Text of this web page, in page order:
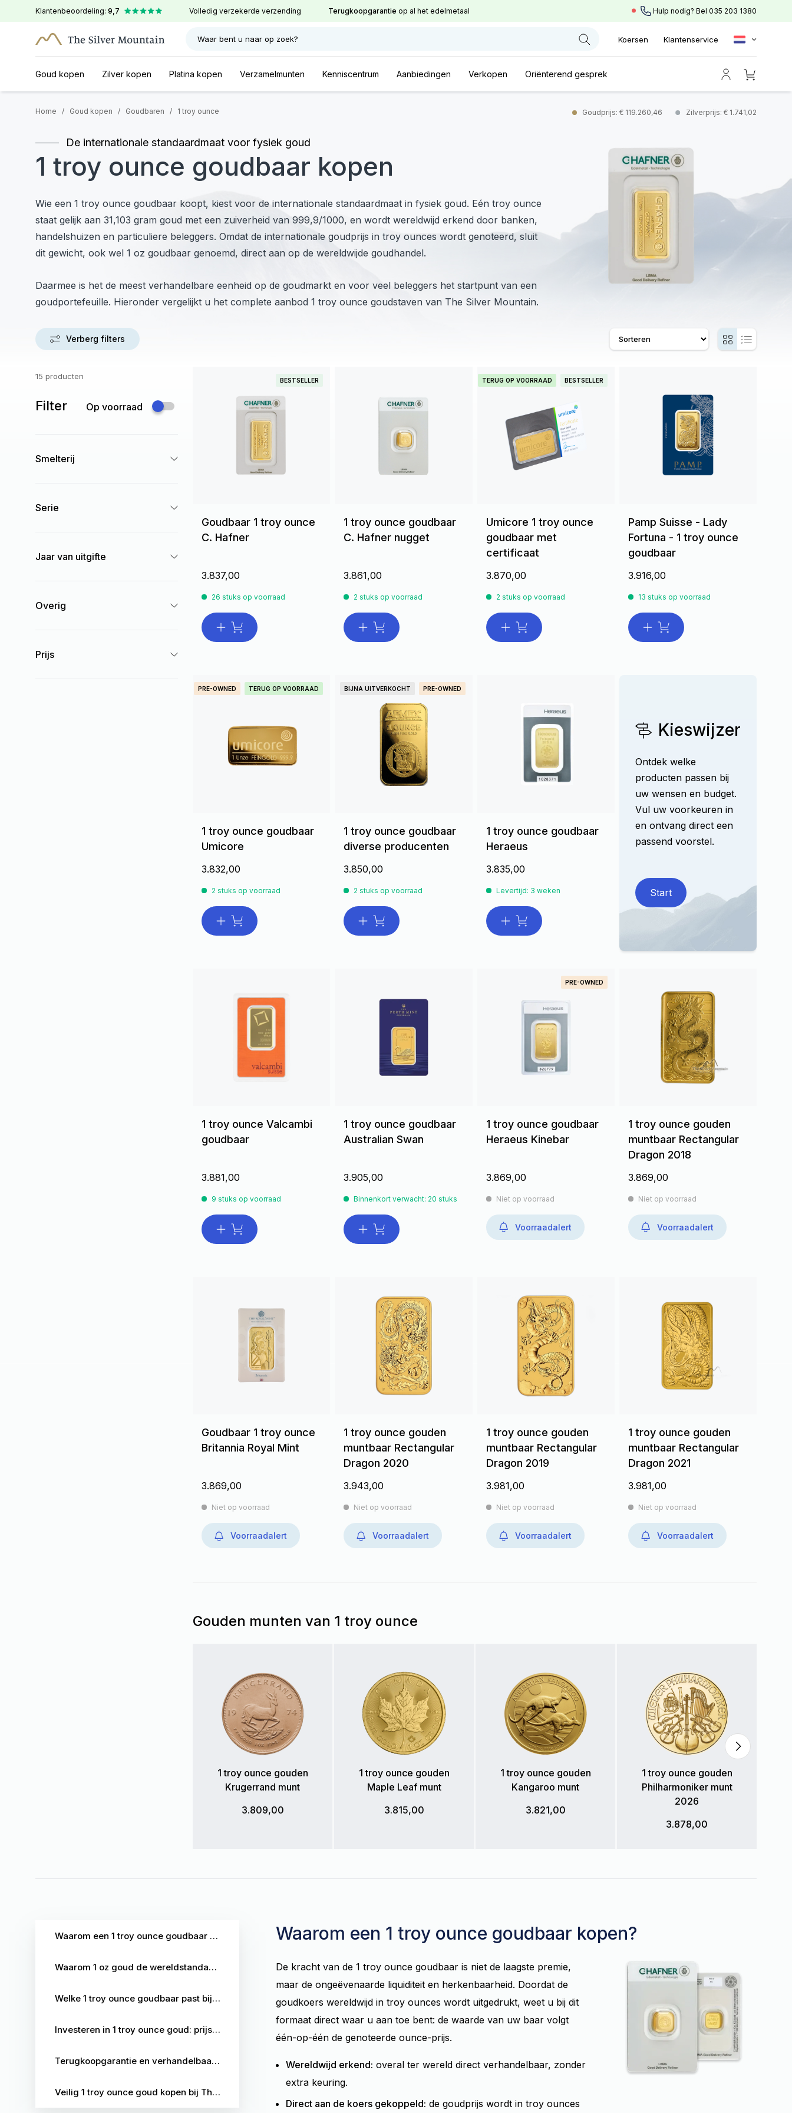
Klantenbeoordeling: 9,7 Volledig verzekerde verzending Terugkoopgarantie op al het edelmetaal Hulp nodig? Bel 035 203 1380
Waar bent u naar op zoek? Koersen Klantenservice
Goud kopen Zilver kopen Platina kopen Verzamelmunten Kenniscentrum Aanbiedingen Verkopen Oriënterend gesprek
Home / Goud kopen / Goudbaren / 1 troy ounce Goudprijs: € 119.260,46 Zilverprijs: € 1.741,02
De internationale standaardmaat voor fysiek goud
1 troy ounce goudbaar kopen
Wie een 1 troy ounce goudbaar koopt, kiest voor de internationale standaardmaat in fysiek goud. Eén troy ounce
staat gelijk aan 31,103 gram goud met een zuiverheid van 999,9/1000, en wordt wereldwijd erkend door banken,
handelshuizen en particuliere beleggers. Omdat de internationale goudprijs in troy ounces wordt genoteerd, sluit
dit gewicht, ook wel 1 oz goudbaar genoemd, direct aan op de wereldwijde goudhandel.
Daarmee is het de meest verhandelbare eenheid op de goudmarkt en voor veel beleggers het startpunt van een
goudportefeuille. Hieronder vergelijkt u het complete aanbod 1 troy ounce goudstaven van The Silver Mountain.
Verberg filters
15 producten
Filter Op voorraad
Smelterij
Serie
Jaar van uitgifte
Overig
Prijs
BESTSELLER
Goudbaar 1 troy ounce
C. Hafner
3.837,00
26 stuks op voorraad
1 troy ounce goudbaar
C. Hafner nugget
3.861,00
2 stuks op voorraad
TERUG OP VOORRAAD BESTSELLER
Umicore 1 troy ounce
goudbaar met
certificaat
3.870,00
2 stuks op voorraad
Pamp Suisse - Lady
Fortuna - 1 troy ounce
goudbaar
3.916,00
13 stuks op voorraad
PRE-OWNED TERUG OP VOORRAAD
1 troy ounce goudbaar
Umicore
3.832,00
2 stuks op voorraad
BIJNA UITVERKOCHT PRE-OWNED
1 troy ounce goudbaar
diverse producenten
3.850,00
2 stuks op voorraad
1 troy ounce goudbaar
Heraeus
3.835,00
Levertijd: 3 weken
Kieswijzer
Ontdek welke
producten passen bij
uw wensen en budget.
Vul uw voorkeuren in
en ontvang direct een
passend voorstel.
Start
1 troy ounce Valcambi
goudbaar
3.881,00
9 stuks op voorraad
1 troy ounce goudbaar
Australian Swan
3.905,00
Binnenkort verwacht: 20 stuks
PRE-OWNED
1 troy ounce goudbaar
Heraeus Kinebar
3.869,00
Niet op voorraad
Voorraadalert
1 troy ounce gouden
muntbaar Rectangular
Dragon 2018
3.869,00
Niet op voorraad
Voorraadalert
Goudbaar 1 troy ounce
Britannia Royal Mint
3.869,00
Niet op voorraad
Voorraadalert
1 troy ounce gouden
muntbaar Rectangular
Dragon 2020
3.943,00
Niet op voorraad
Voorraadalert
1 troy ounce gouden
muntbaar Rectangular
Dragon 2019
3.981,00
Niet op voorraad
Voorraadalert
1 troy ounce gouden
muntbaar Rectangular
Dragon 2021
3.981,00
Niet op voorraad
Voorraadalert
Gouden munten van 1 troy ounce
1 troy ounce gouden
Krugerrand munt
3.809,00
1 troy ounce gouden
Maple Leaf munt
3.815,00
1 troy ounce gouden
Kangaroo munt
3.821,00
1 troy ounce gouden
Philharmoniker munt
2026
3.878,00
Waarom een 1 troy ounce goudbaar kopen?
Waarom 1 oz goud de wereldstandaard is
Welke 1 troy ounce goudbaar past bij u?
Investeren in 1 troy ounce goud: prijs en waarde
Terugkoopgarantie en verhandelbaarheid
Veilig 1 troy ounce goud kopen bij The Silver Mountain
Waarom een 1 troy ounce goudbaar kopen?
De kracht van de 1 troy ounce goudbaar is niet de laagste premie,
maar de ongeëvenaarde liquiditeit en herkenbaarheid. Doordat de
goudkoers wereldwijd in troy ounces wordt uitgedrukt, weet u bij dit
formaat direct waar u aan toe bent: de waarde van uw baar volgt
één-op-één de genoteerde ounce-prijs.
Wereldwijd erkend: overal ter wereld direct verhandelbaar, zonder
extra keuring.
Direct aan de koers gekoppeld: de goudprijs wordt in troy ounces